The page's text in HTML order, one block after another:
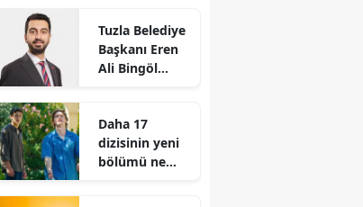
iş yapıyor?
Tuzla Belediye
Başkanı Eren
Ali Bingöl
yaşında?
Daha 17
dizisinin yeni
bölümü ne